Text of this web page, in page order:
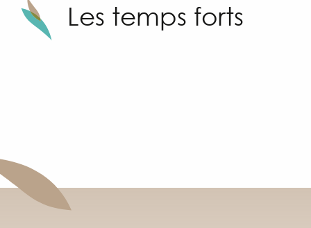
Sandhu Les temps forts